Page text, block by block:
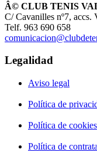
Â© CLUB TENIS
C/ Cavanilles nº7, accs.
Telf. 963 690 658
Legalidad
Aviso legal
Política de
Política de cookies
Política de